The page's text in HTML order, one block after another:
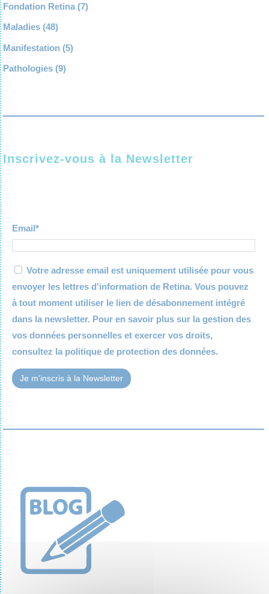
Fondation Retina (7)
Maladies (48)
Manifestation (5)
Pathologies (9)
Inscrivez-vous à la Newsletter
Email*
Votre adresse email est uniquement utilisée pour vous
envoyer les lettres d'information de Retina. Vous pouvez
à tout moment utiliser le lien de désabonnement intégré
dans la newsletter. Pour en savoir plus sur la gestion des
vos données personnelles et exercer vos droits,
consultez la politique de protection des données.